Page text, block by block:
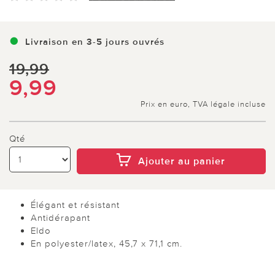
Livraison en 3-5 jours ouvrés
19,99
9,99
Prix en euro, TVA légale incluse
Qté
Ajouter au panier
Élégant et résistant
Antidérapant
Eldo
En polyester/latex, 45,7 x 71,1 cm.